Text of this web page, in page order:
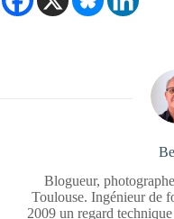
Blogueur,
Toulouse. Ingénieur de
2009 un regard